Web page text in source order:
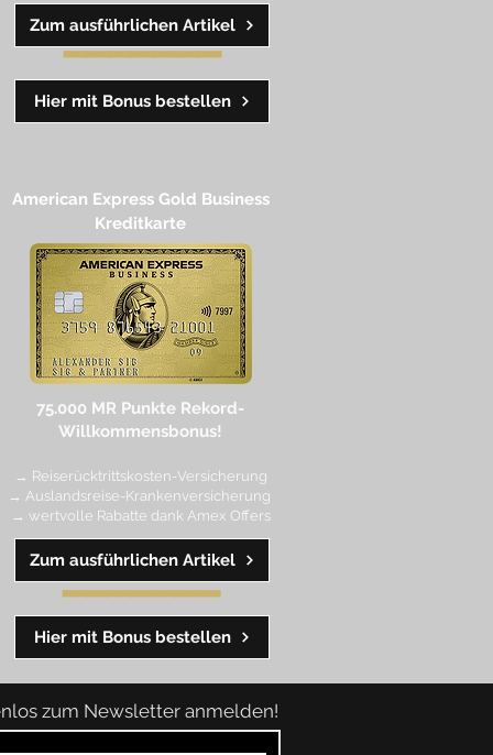
━━━━━━━
Hier mit Bonus bestellen
Zum ausführlichen Artikel
Hier mit Bonus bestellen
Zum ausführlichen Artikel
American Express Gold Business
Kreditkarte​
75.000 MR Punkte Rekord-
Willkommensbonus!
→ Reiserücktrittskosten-Versicherung
→ Auslandsreise-Krankenversicherung
→ wertvolle Rabatte dank Amex Offers
━━━━━━━
zum Newsletter anmelden!